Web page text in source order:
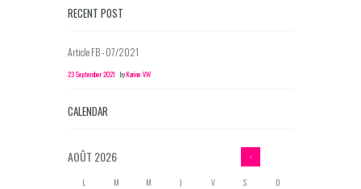
RECENT POST
Article FB - 07/2021
23 September 2021 byKarine VW
CALENDAR
AOÛT 2026
L M M J V S D